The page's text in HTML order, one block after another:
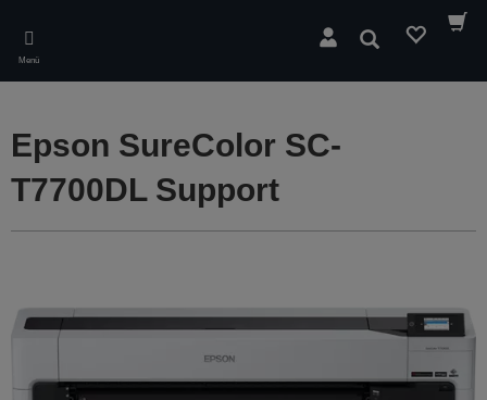
main
content
Menü
Suchen
Epson SureColor SC-
T7700DL Support